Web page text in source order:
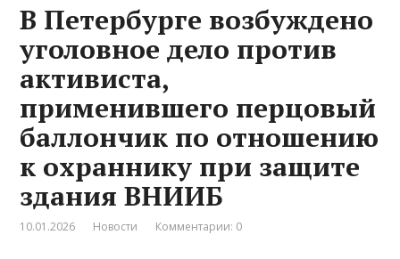
В Петербурге возбуждено
уголовное дело против
активиста,
применившего перцовый
баллончик по отношению
к охраннику при защите
здания ВНИИБ
10.01.2026 Новости Комментарии: 0